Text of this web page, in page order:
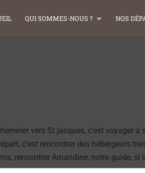
QUI SOMMES-NOUS ? NOS
vers St jacques, c’est voyager
c’est rencontrer des hébergeurs
rencontrer Amandine, notre guide, si